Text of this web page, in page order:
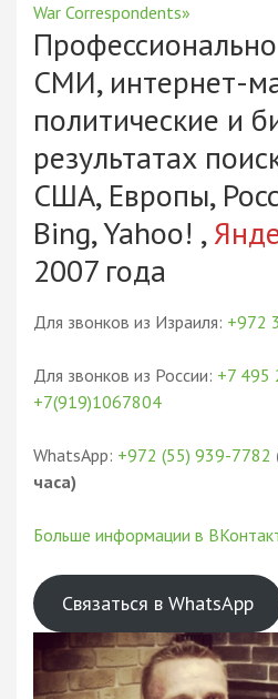
War Correspondents»
СМИ, интернет-
политические и
результатах
США, Европы,
Bing, Yahoo! ,
2007 года
Для звонков из Израиля: +972
Для звонков из России: +7 495
+7(919)1067804
WhatsApp: +972 (55) 939-7782
часа)
Больше информации в
Связаться в WhatsApp